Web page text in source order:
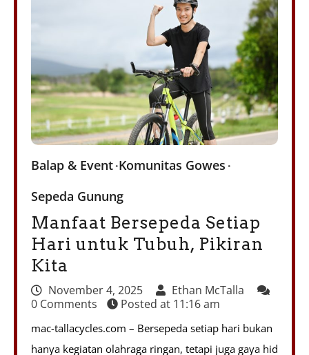
Balap & Event Komunitas Gowes
Sepeda Gunung
Manfaat Bersepeda Setiap
Hari untuk Tubuh, Pikiran
Kita
November 4, 2025
Ethan McTalla
0 Comments
Posted at 11:16 am
mac-tallacycles.com – Bersepeda setiap hari bukan
hanya kegiatan olahraga ringan, tetapi juga gaya hid